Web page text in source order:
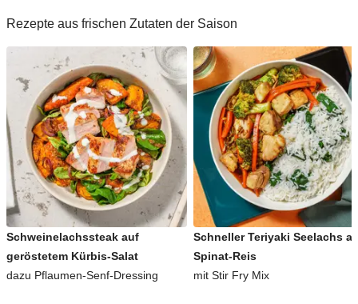
Rezepte aus frischen Zutaten der Saison
Schweinelachssteak auf
geröstetem Kürbis-Salat
dazu Pflaumen-Senf-Dressing
Schneller Teriyaki Seelachs
Spinat-Reis
mit Stir Fry Mix